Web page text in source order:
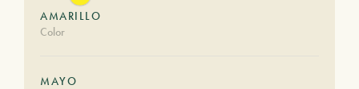
AMARILLO
Color
MAYO